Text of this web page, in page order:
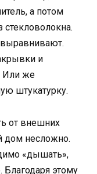
а потом
и
Или же
штукатурку.
от внешних
дом несложно.
«дышать»,
Благодаря этому